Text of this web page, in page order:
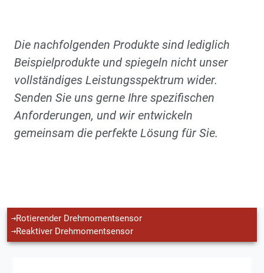
Die nachfolgenden Produkte sind lediglich
Beispielprodukte und spiegeln nicht unser
vollständiges Leistungsspektrum wider.
Senden Sie uns gerne Ihre spezifischen
Anforderungen, und wir entwickeln
gemeinsam die perfekte Lösung für Sie.
Rotierender Drehmomentsensor
Reaktiver Drehmomentsensor